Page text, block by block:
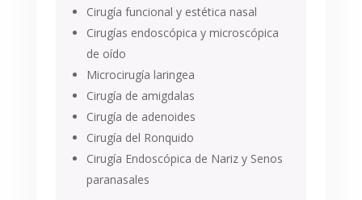
Cirugía funcional y estética nasal
Cirugías endoscópica y microscópica
de oído
Microcirugía laringea
Cirugía de amigdalas
Cirugía de adenoides
Cirugía del Ronquido
Cirugía Endoscópica de Nariz y Senos
paranasales